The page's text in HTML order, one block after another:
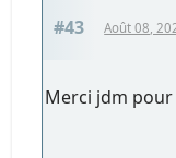
#43 Août 08,
Merci jdm